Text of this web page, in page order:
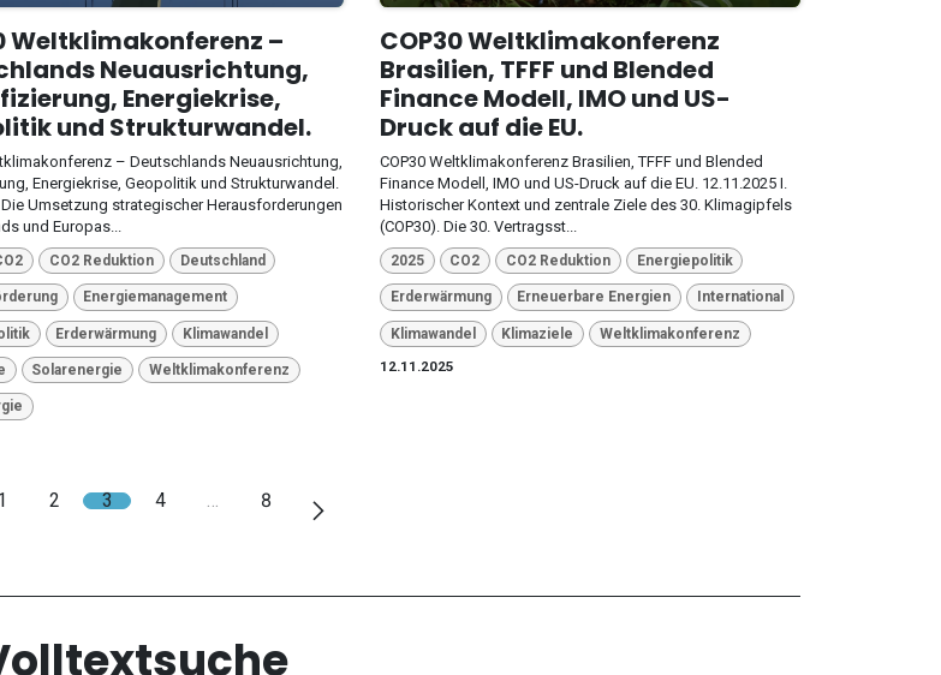
Weltklimakonferenz –
Neuausrichtung,
Energiekrise,
und Strukturwandel.
– Deutschlands Neuausrichtung,
Energiekrise, Geopolitik und Strukturwandel.
Die Umsetzung strategischer Herausforderungen
und Europas...
CO2 Reduktion Deutschland
Energiemanagement
Erderwärmung Klimawandel
Solarenergie Weltklimakonferenz
COP30 Weltklimakonferenz
Brasilien, TFFF und Blended
Finance Modell, IMO und US-
Druck auf die EU.
COP30 Weltklimakonferenz Brasilien, TFFF und Blended
Finance Modell, IMO und US-Druck auf die EU. 12.11.2025 I.
Historischer Kontext und zentrale Ziele des 30. Klimagipfels
(COP30). Die 30. Vertragsst...
2025 CO2 CO2 Reduktion Energiepolitik
Erderwärmung Erneuerbare Energien International
Klimawandel Klimaziele
Weltklimakonferenz
12.11.2025
2 3 4 8